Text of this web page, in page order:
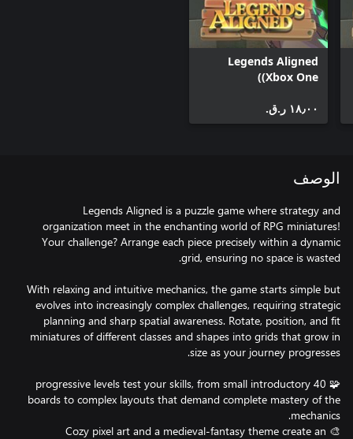
Legends Aligned
(Xbox One)
١٨٫٠٠ ر.ق.‏
الوصف
Legends Aligned is a puzzle game where strategy and
organization meet in the enchanting world of RPG miniatures!
Your challenge? Arrange each piece precisely within a dynamic
With relaxing and intuitive mechanics, the game starts simple but
evolves into increasingly complex challenges, requiring strategic
planning and sharp spatial awareness. Rotate, position, and fit
miniatures of different classes and shapes into grids that grow in
🧩 40 progressive levels test your skills, from small introductory
boards to complex layouts that demand complete mastery of the
🎨 Cozy pixel art and a medieval-fantasy theme create an